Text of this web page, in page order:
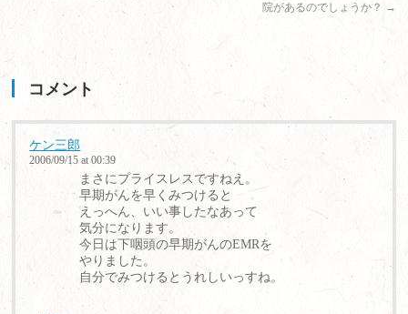
院があるのでしょうか？ →
コメント
ケン三郎
2006/09/15 at 00:39
まさにプライスレスですねえ。
早期がんを早くみつけると
えっへん、いい事したなあって
気分になります。
今日は下咽頭の早期がんのEMRを
やりました。
自分でみつけるとうれしいっすね。